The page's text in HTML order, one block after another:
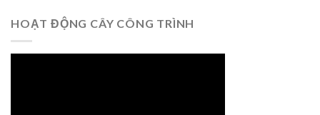
HOẠT ĐỘNG CÂY CÔNG TRÌNH